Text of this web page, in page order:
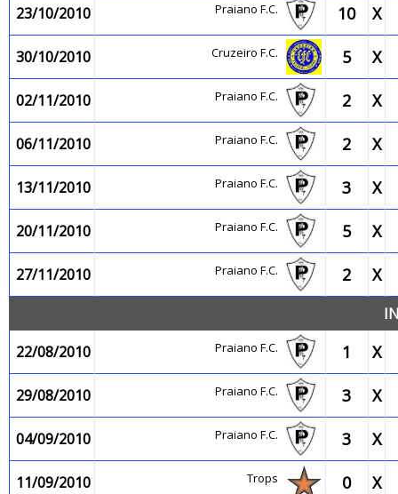
23/10/2010 Praiano F.C. 10 X
30/10/2010 Cruzeiro F.C. 5 X
02/11/2010 Praiano F.C. 2 X
06/11/2010 Praiano F.C. 2 X
13/11/2010 Praiano F.C. 3 X
20/11/2010 Praiano F.C. 5 X
27/11/2010 Praiano F.C. 2 X
22/08/2010
Praiano F.C. 1 X
29/08/2010 Praiano F.C. 3 X
04/09/2010 Praiano F.C. 3 X
11/09/2010 Trops 0 X